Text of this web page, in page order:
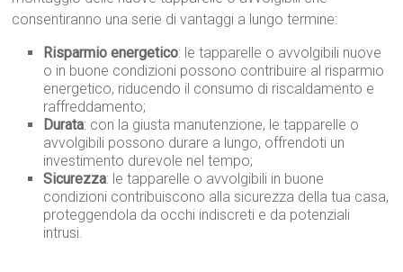
consentiranno una serie di vantaggi a lungo termine:
Risparmio energetico: le tapparelle o avvolgibili nuove
o in buone condizioni possono contribuire al risparmio
energetico, riducendo il consumo di riscaldamento e
raffreddamento;
Durata: con la giusta manutenzione, le tapparelle o
avvolgibili possono durare a lungo, offrendoti un
investimento durevole nel tempo;
Sicurezza: le tapparelle o avvolgibili in buone
condizioni contribuiscono alla sicurezza della tua casa,
proteggendola da occhi indiscreti e da potenziali
intrusi.